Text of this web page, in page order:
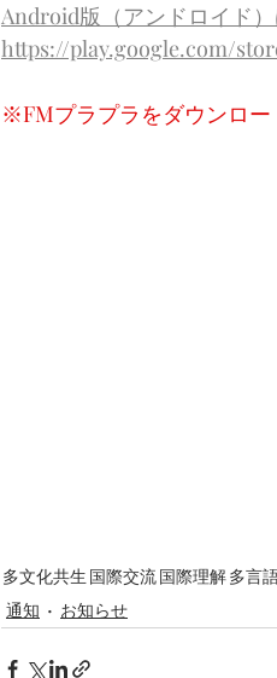
Android版（アンドロイド）
https://play.google.com/
※FMプラプラをダウンロー
多文化共生 国際交流国際理解多言
通知
お知らせ